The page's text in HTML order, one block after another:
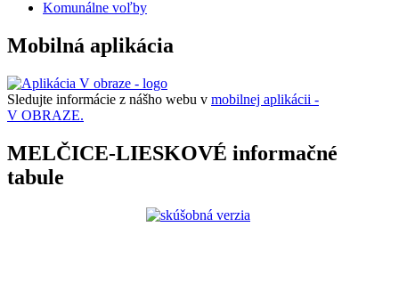
Komunálne voľby
Mobilná aplikácia
Sledujte informácie z nášho webu v mobilnej aplikácii -
V OBRAZE.
MELČICE-LIESKOVÉ informačné
tabule